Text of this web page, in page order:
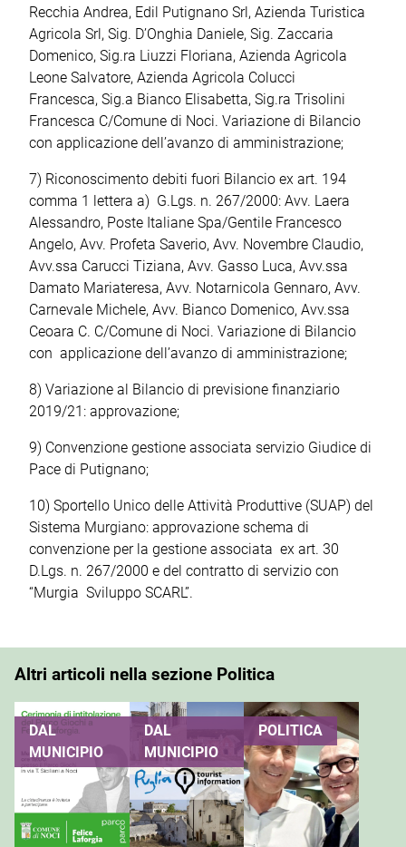
Recchia Andrea, Edil Putignano Srl, Azienda Turistica
Agricola Srl, Sig. D’Onghia Daniele, Sig. Zaccaria
Domenico, Sig.ra Liuzzi Floriana, Azienda Agricola
Leone Salvatore, Azienda Agricola Colucci
Francesca, Sig.a Bianco Elisabetta, Sig.ra Trisolini
Francesca C/Comune di Noci. Variazione di Bilancio
con applicazione dell’avanzo di amministrazione;
7) Riconoscimento debiti fuori Bilancio ex art. 194
comma 1 lettera a) G.Lgs. n. 267/2000: Avv. Laera
Alessandro, Poste Italiane Spa/Gentile Francesco
Angelo, Avv. Profeta Saverio, Avv. Novembre Claudio,
Avv.ssa Carucci Tiziana, Avv. Gasso Luca, Avv.ssa
Damato Mariateresa, Avv. Notarnicola Gennaro, Avv.
Carnevale Michele, Avv. Bianco Domenico, Avv.ssa
Ceoara C. C/Comune di Noci. Variazione di Bilancio
con applicazione dell’avanzo di amministrazione;
8) Variazione al Bilancio di previsione finanziario
2019/21: approvazione;
9) Convenzione gestione associata servizio Giudice di
Pace di Putignano;
10) Sportello Unico delle Attività Produttive (SUAP) del
Sistema Murgiano: approvazione schema di
convenzione per la gestione associata ex art. 30
D.Lgs. n. 267/2000 e del contratto di servizio con
“Murgia Sviluppo SCARL”.
Altri articoli nella sezione Politica
DAL
MUNICIPIO
DAL
MUNICIPIO
POLITICA